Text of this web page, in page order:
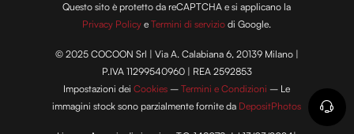
Questo sito è protetto da reCAPTCHA e si applicano la
Privacy Policy eTermini di servizio di Google.
© 2025 COCOON Srl | Via A. Calabiana 6, 20139 Milano |
P.IVA 11299540960 | REA 2592853
Impostazioni deiCookies –Termini e Condizioni – Le
immagini stock sono parzialmente fornite da DepositPhotos